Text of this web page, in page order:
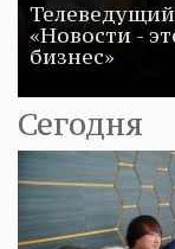
«Новости -
бизнес»
Сегодня